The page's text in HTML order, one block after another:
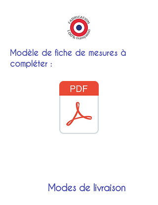
Modèle de fiche de mesures à
compléter :
Modes de livraison